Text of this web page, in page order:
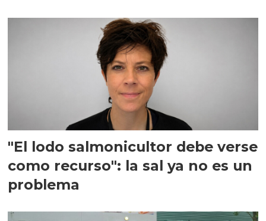
"El lodo salmonicultor debe verse
como recurso": la sal ya no es un
problema